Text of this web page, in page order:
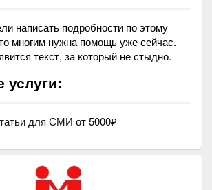
написать подробности по этому
многим нужна помощь уже сейчас.
текст, за который не стыдно.
услуги:
для СМИ от 5000₽